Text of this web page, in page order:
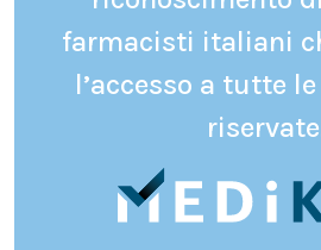
farmacisti italiani
l’accesso a tutte